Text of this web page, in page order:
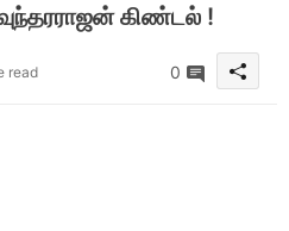
கிண்டல் !
read 0